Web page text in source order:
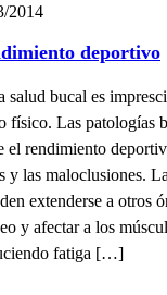
2014
deportivo
salud bucal es
físico. Las patologías
el rendimiento
y las maloclusiones.
extenderse a otros
y afectar a los
fatiga […]